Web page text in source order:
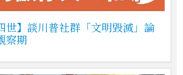
世】談川普社群「文明毀滅」論
察期